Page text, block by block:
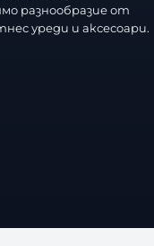
разнообразие от
уреди и аксесоари.